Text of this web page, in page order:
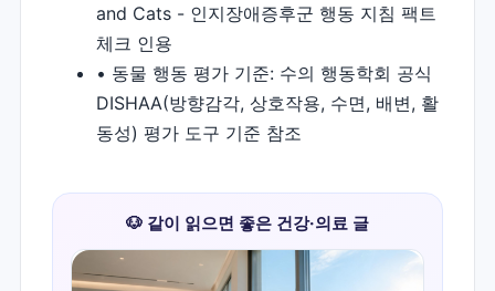
and Cats - 인지장애증후군 행동 지침 팩트
체크 인용
• 동물 행동 평가 기준:수의 행동학회 공식
DISHAA(방향감각, 상호작용, 수면, 배변, 활
동성) 평가 도구 기준 참조
🐶 같이 읽으면 좋은 건강·의료 글